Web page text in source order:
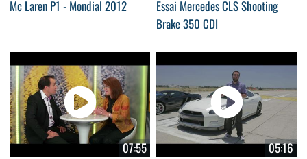
Mc Laren P1 - Mondial 2012
Essai Mercedes CLS Shooting
Brake 350 CDI
07:55
05:16